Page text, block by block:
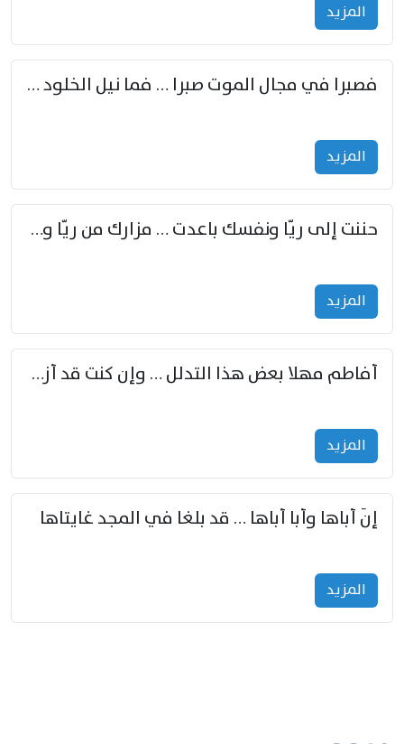
المزید
فصبرا في مجال الموت صبرا … فما نيل الخلود بمستطاع
المزید
حننت إلى ريّا ونفسك باعدت … مزارك من ريّا وشعباكما معا
المزید
أفاطم مهلا بعض هذا التدلل … وإن كنت قد أزمعت صرمي فأجملي
المزید
إنّ أباها وأبا أباها … قد بلغا في المجد غايتاها
المزید